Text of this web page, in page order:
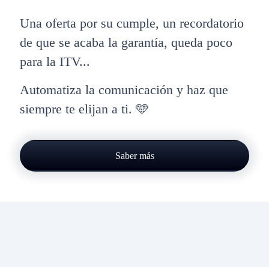
Una oferta por su cumple, un recordatorio
de que se acaba la garantía, queda poco
para la ITV...
Automatiza la comunicación y haz que
siempre te elijan a ti. 🩵
Saber más